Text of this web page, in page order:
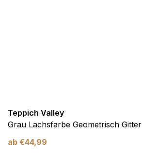
Teppich Valley
Grau Lachsfarbe Geometrisch Gitter
ab €44,99